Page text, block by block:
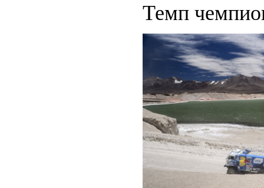
Темп